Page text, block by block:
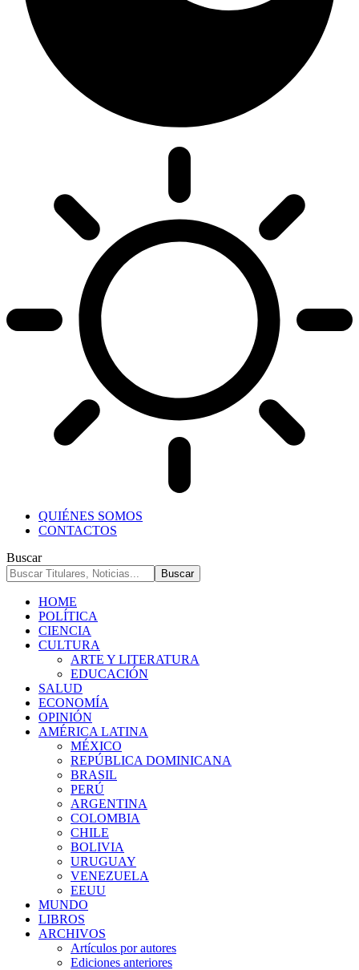
QUIÉNES SOMOS
CONTACTOS
Buscar
HOME
POLÍTICA
CIENCIA
CULTURA
ARTE Y LITERATURA
EDUCACIÓN
SALUD
ECONOMÍA
OPINIÓN
AMÉRICA LATINA
MÉXICO
REPÚBLICA DOMINICANA
BRASIL
PERÚ
ARGENTINA
COLOMBIA
CHILE
BOLIVIA
URUGUAY
VENEZUELA
EEUU
MUNDO
LIBROS
ARCHIVOS
Artículos por autores
Ediciones anteriores